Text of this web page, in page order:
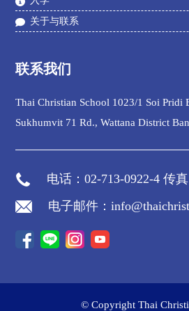
关于与联系
联系我们
Thai Christian School 1023/1 Soi Pridi
Sukhumvit 71 Rd., Wattana District
电话：02-713-0922-4 传
电子邮件：
© Copyright Thai